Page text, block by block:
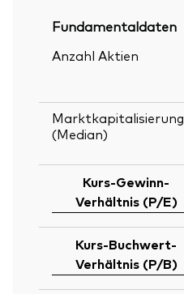
Fundamentaldaten
Anzahl Aktien
Marktkapitalisierung
(Median)
Kurs-Gewinn-
Verhältnis (P/E)
Kurs-Buchwert-
Verhältnis (P/B)